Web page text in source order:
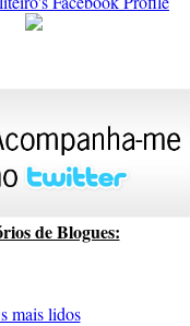
de Blogues:
mais lidos